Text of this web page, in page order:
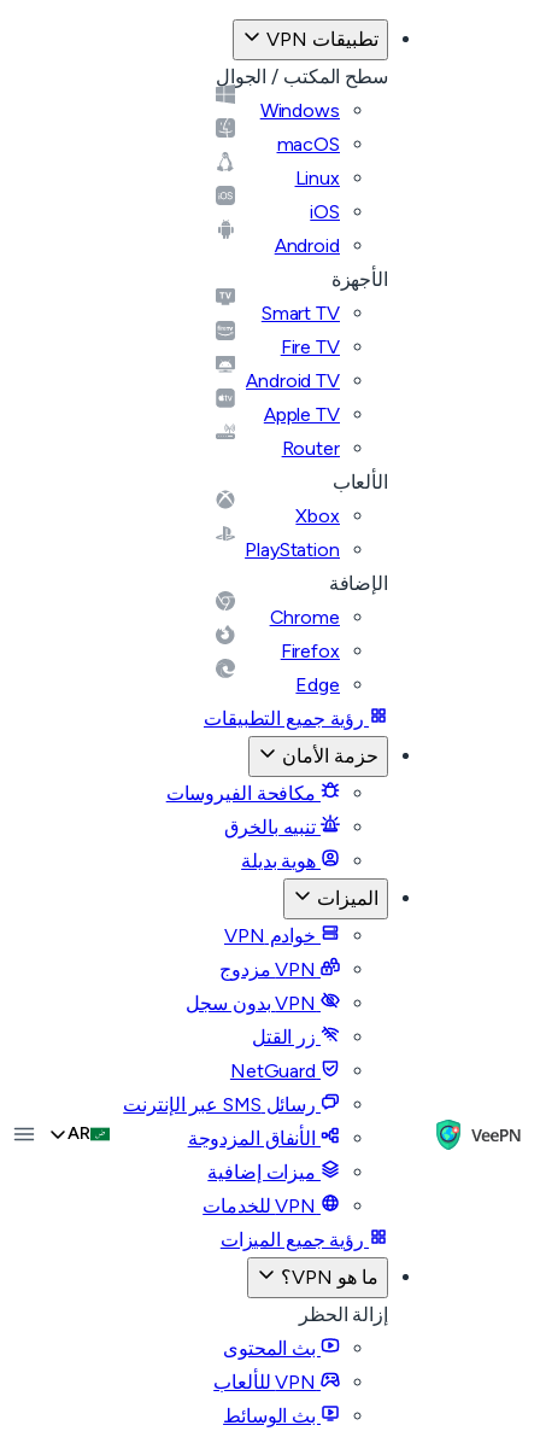
تطبيقات VPN
سطح المكتب / الجوال
Windows
macOS
Linux
iOS
Android
الأجهزة
Smart TV
Fire TV
Android TV
Apple TV
Router
الألعاب
Xbox
PlayStation
الإضافة
Chrome
Firefox
Edge
رؤية جميع التطبيقات
حزمة الأمان
مكافحة الفيروسات
تنبيه بالخرق
هوية بديلة
الميزات
خوادم VPN
VPN مزدوج
VPN بدون سجل
زر القتل
NetGuard
رسائل SMS عبر الإنترنت
الأنفاق المزدوجة
ميزات إضافية
VPN للخدمات
رؤية جميع الميزات
ما هو VPN؟
إزالة الحظر
بث المحتوى
VPN للألعاب
بث الوسائط
AR